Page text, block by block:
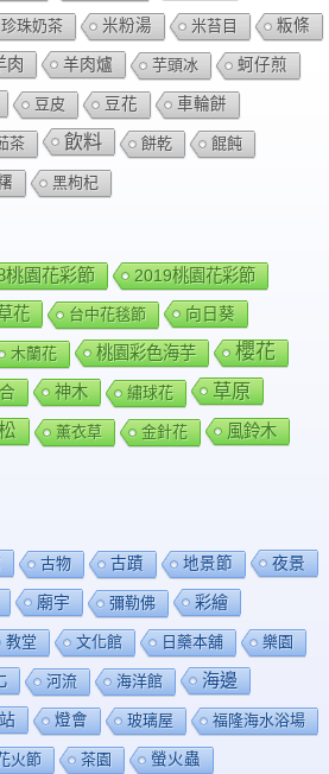
珍珠奶茶 米粉湯 米苔目 粄條
肉 羊肉爐 芋頭冰 蚵仔煎
豆皮 豆花 車輪餅
茶 飲料 餅乾 餛飩
黑枸杞
桃園花彩節
2019桃園花彩節
花 台中花毯節 向日葵
木蘭花 桃園彩色海芋 櫻花
神木 繡球花 草原
薰衣草 金針花 風鈴木
古物 古蹟 地景節 夜景
廟宇 彌勒佛 彩繪
教堂 文化館 日藥本舖 樂園
河流 海洋館 海邊
燈會 玻璃屋 福隆海水浴場
火節 茶園 螢火蟲